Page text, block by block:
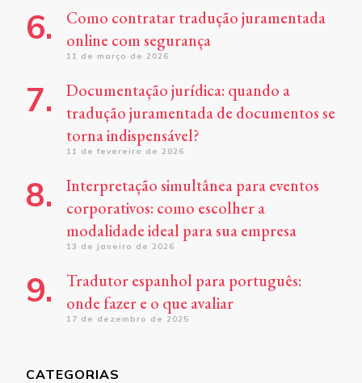
Como contratar tradução juramentada
online com segurança
11 de março de 2026
Documentação jurídica: quando a
tradução juramentada de documentos se
torna indispensável?
11 de fevereiro de 2026
Interpretação simultânea para eventos
corporativos: como escolher a
modalidade ideal para sua empresa
13 de janeiro de 2026
Tradutor espanhol para português:
onde fazer e o que avaliar
17 de dezembro de 2025
CATEGORIAS